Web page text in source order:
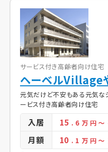
サービス付き高齢者向け住宅
ヘーベルVillage
元気だけど不安もある元気な
ービス付き高齢者向け住宅
入居 15 . 6 万 円～
月額 10 . 1 万 円～